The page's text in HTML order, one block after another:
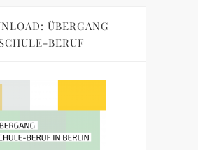
ÜBERGANG
SCHULE-BERUF